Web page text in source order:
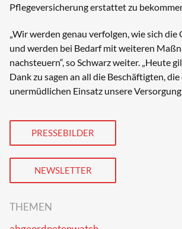
Pflegeversicherung erstattet zu
„Wir werden genau verfolgen, wie sich die
und werden bei Bedarf mit weiteren
nachsteuern“, so Schwarz weiter. „Heute
Dank zu sagen an all die Beschäftigten,
unermüdlichen Einsatz unsere
PRESSEBILDER
NEWSLETTER
THEMEN